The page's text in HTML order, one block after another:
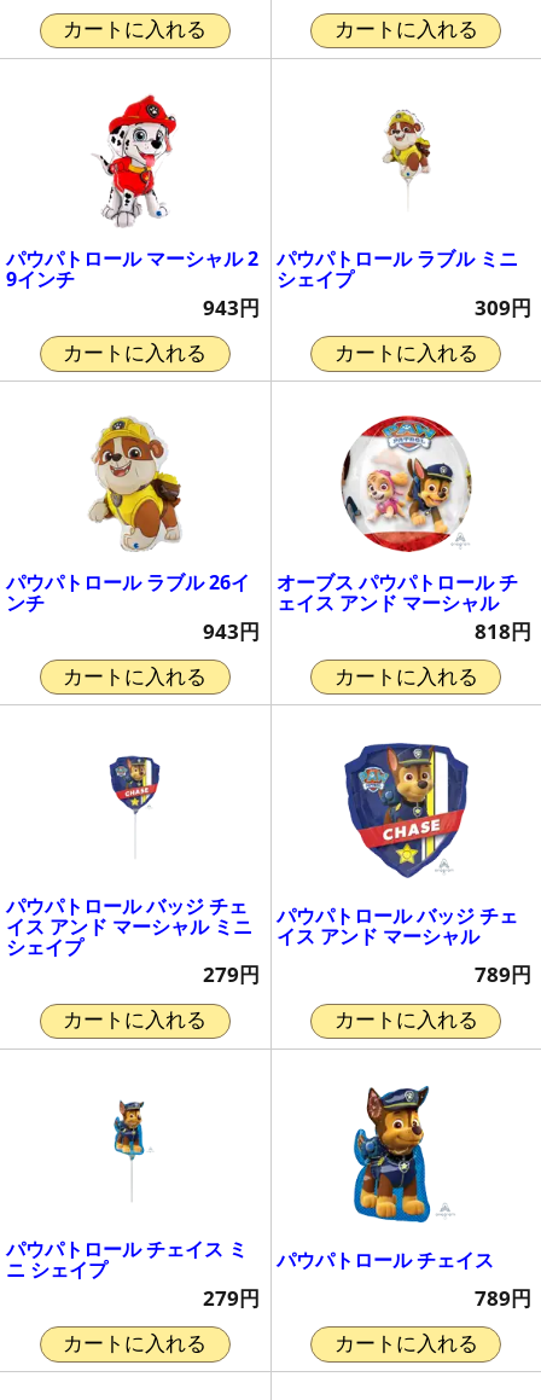
カートに入れる カートに入れる
パウパトロール マーシャル 2
9インチ
943円
カートに入れる
パウパトロール ラブル ミニ
シェイプ
309円
カートに入れる
パウパトロール ラブル 26イ
ンチ
943円
カートに入れる
オーブス パウパトロール チ
ェイス アンド マーシャル
818円
カートに入れる
パウパトロール バッジ チェ
イス アンド マーシャル ミニ
シェイプ
279円
カートに入れる
パウパトロール バッジ チェ
イス アンド マーシャル
789円
カートに入れる
パウパトロール チェイス ミ
ニ シェイプ
279円
カートに入れる
パウパトロール チェイス
789円
カートに入れる